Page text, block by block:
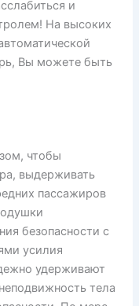
и
На высоких
Вы можете быть
чтобы
выдерживать
пассажиров
безопасности с
усилия
удерживают
тела